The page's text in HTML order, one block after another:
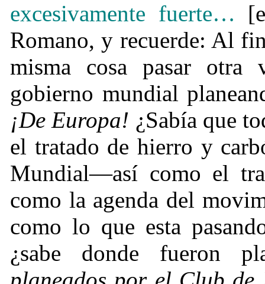
excesivamente fuerte…
Romano, y recuerde: Al
misma cosa pasar
gobierno mundial
¡De Europa! ¿Sabía que
el tratado de hierro y
Mundial—así como el
como la agenda del
como lo que esta
¿sabe donde fueron